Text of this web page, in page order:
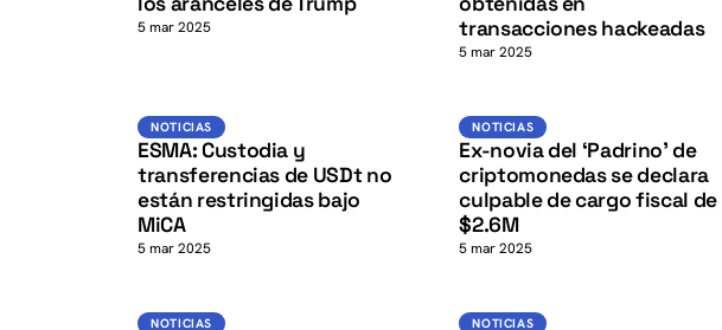
5 mar 2025
transacciones hackeadas
5 mar 2025
NOTICIASUSDTK
NOTICIAS
ESMA: Custodia y
transferencias de USDt no
están restringidas bajo
MiCA
5 mar 2025
Noticias
K
NOTICIAS
Ex-novia del ‘Padrino’ de
criptomonedas se declara
culpable de cargo fiscal de
$2.6M
5 mar 2025
NOTICIAS
NOTICIAS Noticias
NOTICIAS